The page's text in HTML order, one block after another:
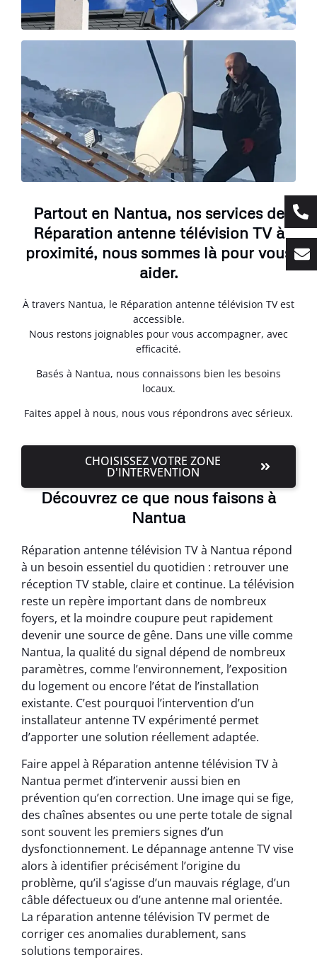
Partout en Nantua, nos services de
Réparation antenne télévision TV à
proximité, nous sommes là pour vous
aider.
À travers Nantua, le Réparation antenne télévision TV est
accessible.
Nous restons joignables pour vous accompagner, avec
efficacité.
Basés à Nantua, nous connaissons bien les besoins
locaux.
Faites appel à nous, nous vous répondrons avec sérieux.
CHOISISSEZ VOTRE ZONE
D'INTERVENTION
Découvrez ce que nous faisons à
Nantua
Réparation antenne télévision TV à Nantua répond
à un besoin essentiel du quotidien : retrouver une
réception TV stable, claire et continue. La télévision
reste un repère important dans de nombreux
foyers, et la moindre coupure peut rapidement
devenir une source de gêne. Dans une ville comme
Nantua, la qualité du signal dépend de nombreux
paramètres, comme l’environnement, l’exposition
du logement ou encore l’état de l’installation
existante. C’est pourquoi l’intervention d’un
installateur antenne TV expérimenté permet
d’apporter une solution réellement adaptée.
Faire appel à Réparation antenne télévision TV à
Nantua permet d’intervenir aussi bien en
prévention qu’en correction. Une image qui se fige,
des chaînes absentes ou une perte totale de signal
sont souvent les premiers signes d’un
dysfonctionnement. Le dépannage antenne TV vise
alors à identifier précisément l’origine du
problème, qu’il s’agisse d’un mauvais réglage, d’un
câble défectueux ou d’une antenne mal orientée.
La réparation antenne télévision TV permet de
corriger ces anomalies durablement, sans
solutions temporaires.